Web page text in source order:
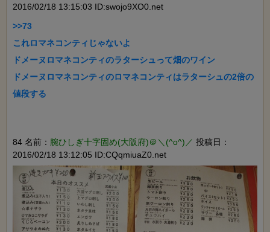
2016/02/18 13:15:03 ID:swojo9XO0.net
>>73
これロマネコンティじゃないよ
ドメーヌロマネコンティのラターシュって畑のワイン
ドメーヌロマネコンティのロマネコンティはラターシュの2倍の
値段する
84 名前： 腕ひしぎ十字固め(大阪府)＠＼(^o^)／ 投稿日：
2016/02/18 13:12:05 ID:CQqmiuaZ0.net